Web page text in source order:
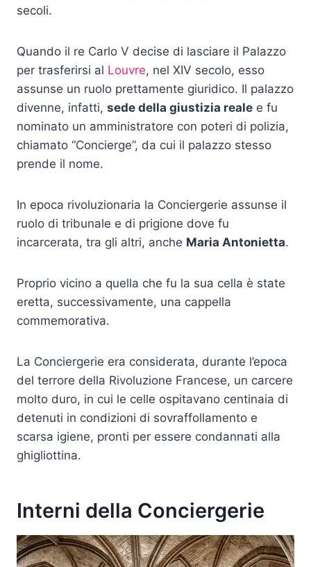
secoli.
Quando il re Carlo V decise di lasciare il Palazzo
per trasferirsi al Louvre, nel XIV secolo, esso
assunse un ruolo prettamente giuridico. Il palazzo
divenne, infatti, sede della giustizia reale e fu
nominato un amministratore con poteri di polizia,
chiamato “Concierge”, da cui il palazzo stesso
prende il nome.
In epoca rivoluzionaria la Conciergerie assunse il
ruolo di tribunale e di prigione dove fu
incarcerata, tra gli altri, anche Maria Antonietta.
Proprio vicino a quella che fu la sua cella è state
eretta, successivamente, una cappella
commemorativa.
La Conciergerie era considerata, durante l’epoca
del terrore della Rivoluzione Francese, un carcere
molto duro, in cui le celle ospitavano centinaia di
detenuti in condizioni di sovraffollamento e
scarsa igiene, pronti per essere condannati alla
ghigliottina.
Interni della Conciergerie